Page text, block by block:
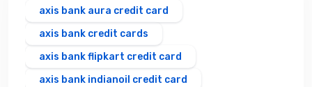
axis bank aura credit card
axis bank credit cards
axis bank flipkart credit card
axis bank indianoil credit card